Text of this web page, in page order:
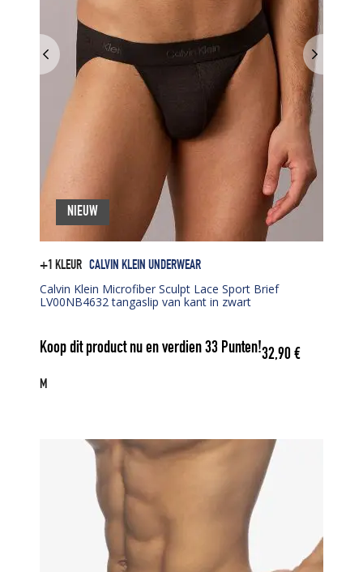
+1 KLEUR CALVIN KLEIN UNDERWEAR
Calvin Klein Microfiber Sculpt Lace Sport Brief
LV00NB4632 tangaslip van kant in zwart
Koop dit product nu en verdien33 Punten!32,90€
M
NIEUW